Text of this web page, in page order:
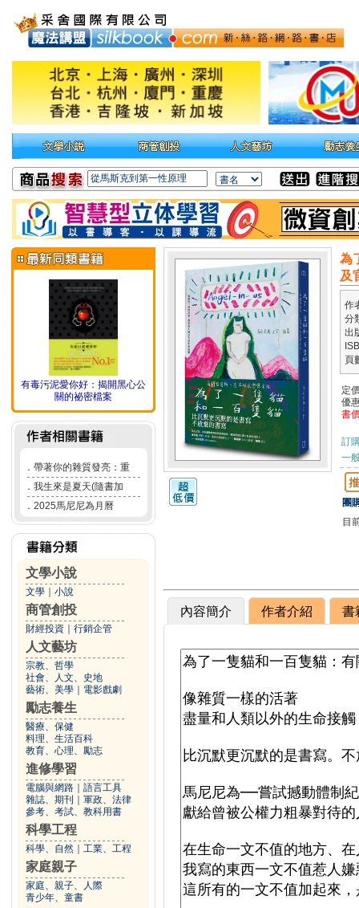
有毒污泥愛你好：揭開黑心公
關的祕密檔案
． 帶著你的雜質發亮：重
． 我生來是夏天(隨書加
． 2025馬尼尼為月曆
文學小說
文學 小說
商管創投
財經投資 行銷企管
人文藝坊
宗教、哲學
社會、人文、史地
藝術、美學
電影戲劇
勵志養生
醫療、保健
料理、生活百科
教育、心理、勵志
進修學習
電腦與網路
語言工具
雜誌、期刊
軍政、法律
參考、考試、教科用書
科學工程
科學、自然 工業、工程
家庭親子
家庭、親子、人際
青少年、童書
為
及
作
分
出
頁
定
優
書
訂
一
團
目
內容簡介 作者介紹 書